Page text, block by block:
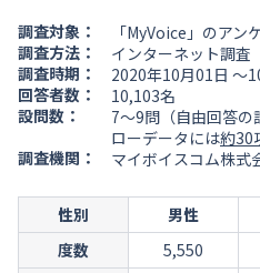
調査対象：
「MyVoice」のアン
調査方法：
インターネット調査
調査時期：
2020年10月01日 ～
回答者数：
10,103名
設問数：
7～9問（自由回答の
ローデータには約30
調査機関：
マイボイスコム株式
性別 男性
度数
5,550